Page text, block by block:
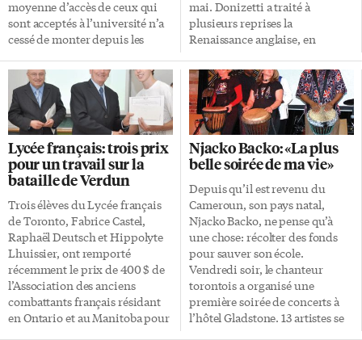
moyenne d’accès de ceux qui
sont acceptés à l’université n’a
cessé de monter depuis les
en 2003. Donc, plus de jeunes,
plus performants,
composeraient le corps
étudiant d’aujourd’hui.
Pourtant, une des questions
préoccupant le plus les
administrateurs universitaires
d’aujourd’hui est la nécessité de
trouver des façons d’éveiller et
de maintenir l’intérêt les
étudiants pour l’expérience
universitaire. Si vous ne me
croyez pas, […]
mai. Donizetti a traité à
plusieurs reprises la
Renaissance anglaise, en
d’Henry VIII et surtout,
d’Élisabeth Ière. L’opéra de
Donizetti s’inspire de la pièce
Maria Stuart écrite par le poète
allemand Friedrich von Schiller
en 1800 qui évoque les
dernières heures de la vie de la
reine d’Écosse et les étapes de sa
condamnation par Élisabeth
d’Angleterre. L’œuvre met en
scène les deux sœurs rivales,
[…]
Lycée français: trois prix
pour un travail sur la
bataille de Verdun
Trois élèves du Lycée français
de Toronto, Fabrice Castel,
Raphaël Deutsch et Hippolyte
Lhuissier, ont remporté
récemment le prix de 400 $ de
l’Association des anciens
combattants français résidant
en Ontario et au Manitoba pour
Njacko Backo: «La plus
belle soirée de ma vie»
Depuis qu’il est revenu du
Cameroun, son pays natal,
Njacko Backo, ne pense qu’à
une chose: récolter des fonds
pour sauver son école.
Vendredi soir, le chanteur
torontois a organisé une
première soirée de concerts à
l’hôtel Gladstone. 13 artistes se